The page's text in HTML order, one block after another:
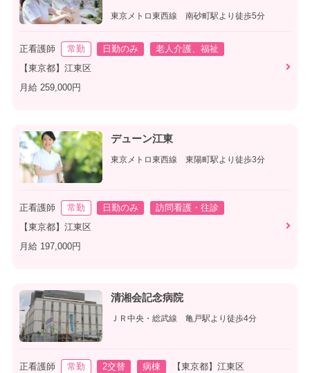
東京メトロ東西線 南砂町駅より徒歩5分
正看護師 常勤 日勤のみ
老人介護、福祉
【東京都】江東区
月給 259,000円
デューン江東
東京メトロ東西線 東陽町駅より徒歩3分
正看護師 常勤 日勤のみ
訪問看護・往診
【東京都】江東区
月給 197,000円
清湘会記念病院
ＪＲ中央・総武線 亀戸駅より徒歩4分
正看護師 常勤 2交替 病棟
【東京都】江東区